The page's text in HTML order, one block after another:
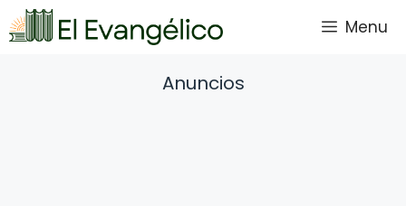
Saltar
al
Menu
Anuncios